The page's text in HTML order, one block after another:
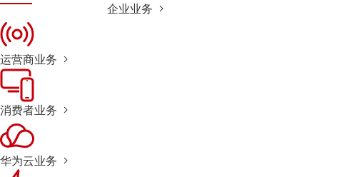
企业业务
运营商业务
消费者业务
华为云业务